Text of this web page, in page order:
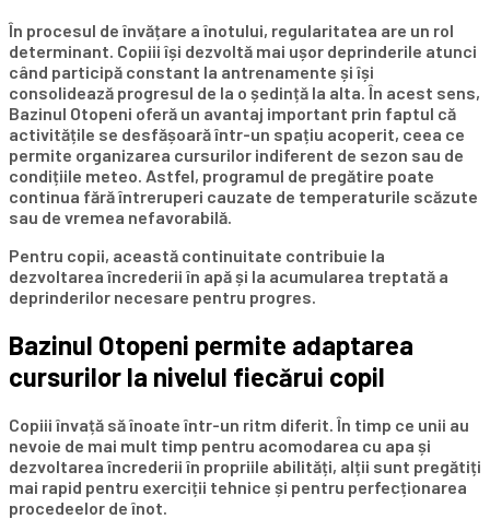
În procesul de învățare a înotului, regularitatea are un rol
determinant. Copiii își dezvoltă mai ușor deprinderile atunci
când participă constant la antrenamente și își
consolidează progresul de la o ședință la alta. În acest sens,
Bazinul Otopeni oferă un avantaj important prin faptul că
activitățile se desfășoară într-un spațiu acoperit, ceea ce
permite organizarea cursurilor indiferent de sezon sau de
condițiile meteo. Astfel, programul de pregătire poate
continua fără întreruperi cauzate de temperaturile scăzute
sau de vremea nefavorabilă.
Pentru copii, această continuitate contribuie la
dezvoltarea încrederii în apă și la acumularea treptată a
deprinderilor necesare pentru progres.
Bazinul Otopeni permite adaptarea
cursurilor la nivelul fiecărui copil
Copiii învață să înoate într-un ritm diferit. În timp ce unii au
nevoie de mai mult timp pentru acomodarea cu apa și
dezvoltarea încrederii în propriile abilități, alții sunt pregătiți
mai rapid pentru exerciții tehnice și pentru perfecționarea
procedeelor de înot.